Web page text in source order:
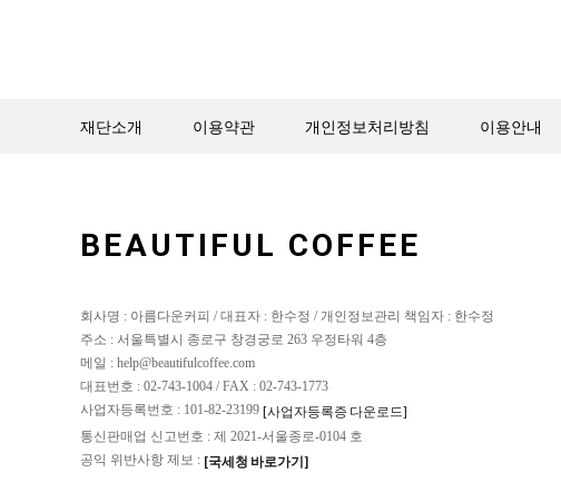
재단소개 이용약관 개인정보처리방침 이용안내
BEAUTIFUL COFFEE
회사명 : 아름다운커피 / 대표자 : 한수정 / 개인정보관리 책임자 : 한수정
주소 : 서울특별시 종로구 창경궁로 263 우정타워 4층
메일 : help@beautifulcoffee.com
대표번호 : 02-743-1004 / FAX : 02-743-1773
사업자등록번호 : 101-82-23199 [사업자등록증 다운로드]
통신판매업 신고번호 : 제 2021-서울종로-0104 호
공익 위반사항 제보 : [국세청 바로가기]